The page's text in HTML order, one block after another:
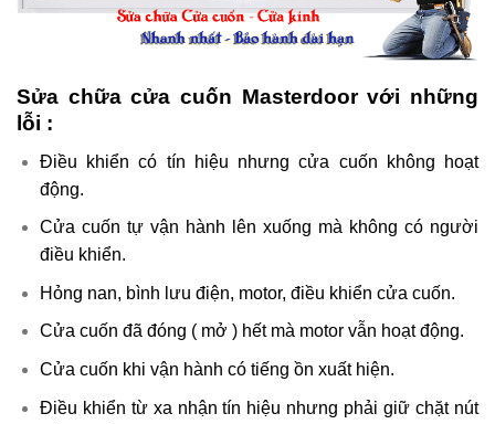
Sửa chữa cửa cuốn Masterdoor với những
lỗi :
Điều khiển có tín hiệu nhưng cửa cuốn không hoạt
động.
Cửa cuốn tự vận hành lên xuống mà không có người
điều khiển.
Hỏng nan, bình lưu điện, motor, điều khiển cửa cuốn.
Cửa cuốn đã đóng ( mở ) hết mà motor vẫn hoạt động.
Cửa cuốn khi vận hành có tiếng ồn xuất hiện.
Điều khiển từ xa nhận tín hiệu nhưng phải giữ chặt nút